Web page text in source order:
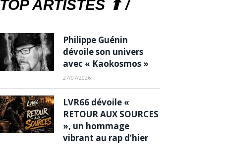
TOP ARTISTES ⬆ /
Philippe Guénin
dévoile son univers
avec « Kaokosmos »
27/07/2026
LVR66 dévoile «
RETOUR AUX SOURCES
», un hommage
vibrant au rap d’hier